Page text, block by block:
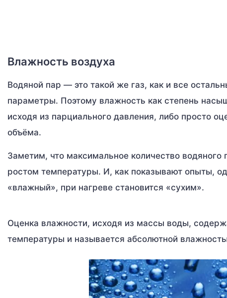
Влажность воздуха
Водяной пар — это такой же газ, как и все
параметры. Поэтому влажность как степень
исходя из парциального давления, либо просто
объёма.
Заметим, что максимальное количество
ростом температуры. И, как показывают опыты,
«влажный», при нагреве становится «сухим».
Оценка влажности, исходя из массы воды,
температуры и называется абсолютной